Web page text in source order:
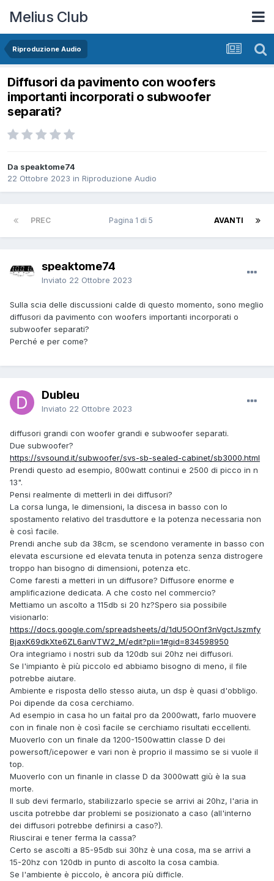
Melius Club
Riproduzione Audio
Diffusori da pavimento con woofers
importanti incorporati o subwoofer
separati?
Da speaktome74
22 Ottobre 2023 in Riproduzione Audio
PREC AVANTI
Pagina 1 di 5
speaktome74
Inviato 22 Ottobre 2023
Sulla scia delle discussioni calde di questo momento, sono meglio
diffusori da pavimento con woofers importanti incorporati o
subwoofer separati?
Perché e per come?
Dubleu
Inviato 22 Ottobre 2023
diffusori grandi con woofer grandi e subwoofer separati.
Due subwoofer?
https://svsound.it/subwoofer/svs-sb-sealed-cabinet/sb3000.html
Prendi questo ad esempio, 800watt continui e 2500 di picco in n
13".
Pensi realmente di metterli in dei diffusori?
La corsa lunga, le dimensioni, la discesa in basso con lo
spostamento relativo del trasduttore e la potenza necessaria non
è così facile.
Prendi anche sub da 38cm, se scendono veramente in basso con
elevata escursione ed elevata tenuta in potenza senza distrogere
troppo han bisogno di dimensioni, potenza etc.
Come faresti a metteri in un diffusore? Diffusore enorme e
amplificazione dedicata. A che costo nel commercio?
Mettiamo un ascolto a 115db si 20 hz?Spero sia possibile
visionarlo:
https://docs.google.com/spreadsheets/d/1dU5OOnf3nVgctJszmfy
BjaxK69dkXte6ZL6anVTW2_M/edit?pli=1#gid=834598950
Ora integriamo i nostri sub da 120db sui 20hz nei diffusori.
Se l'impianto è più piccolo ed abbiamo bisogno di meno, il file
potrebbe aiutare.
Ambiente e risposta dello stesso aiuta, un dsp è quasi d'obbligo.
Poi dipende da cosa cerchiamo.
Ad esempio in casa ho un faital pro da 2000watt, farlo muovere
con in finale non è così facile se cerchiamo risultati eccellenti.
Muoverlo con un finale da 1200-1500wattin classe D dei
powersoft/icepower e vari non è proprio il massimo se si vuole il
top.
Muoverlo con un finanle in classe D da 3000watt giù è la sua
morte.
Il sub devi fermarlo, stabilizzarlo specie se arrivi ai 20hz, l'aria in
uscita potrebbe dar problemi se posizionato a caso (all'interno
dei diffusori potrebbe definirsi a caso?).
Riuscirai e tener ferma la cassa?
Certo se ascolti a 85-95db sui 30hz è una cosa, ma se arrivi a
15-20hz con 120db in punto di ascolto la cosa cambia.
Se l'ambiente è piccolo, è ancora più difficle.